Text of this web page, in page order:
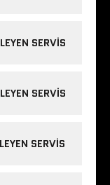
SERVIS
SERVIS
SERVIS